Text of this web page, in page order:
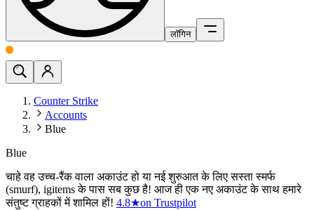
लॉगिन
Counter Strike
Accounts
Blue
Blue
चाहे वह उच्च-रैंक वाला अकाउंट हो या नई शुरुआत के लिए सस्ता स्मर्फ
(smurf), igitems के पास सब कुछ है! आज ही एक नए अकाउंट के साथ हमारे
संतुष्ट ग्राहकों में शामिल हों! 4.8★on Trustpilot